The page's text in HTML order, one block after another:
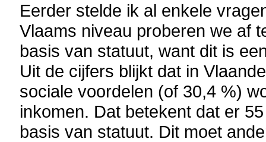
Eerder stelde ik al enkele
Vlaams niveau proberen we af
basis van statuut, want dit is
Uit de cijfers blijkt dat in
sociale voordelen (of 30,4 %)
inkomen. Dat betekent dat er
basis van statuut. Dit moet